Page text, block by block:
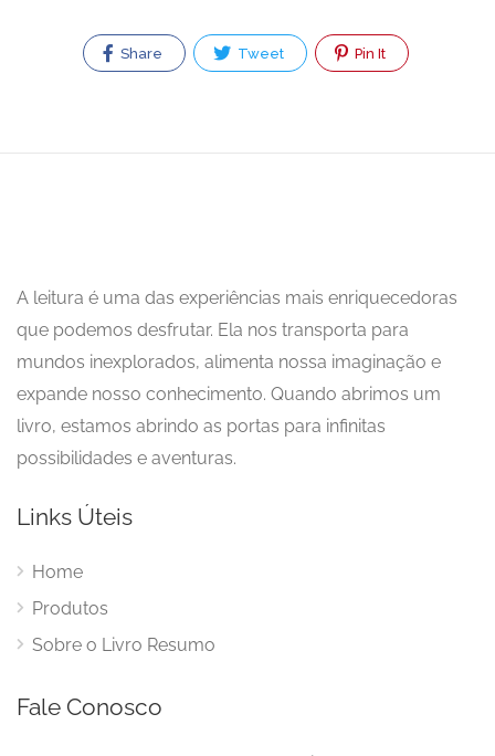
Share Tweet Pin It
A leitura é uma das experiências mais enriquecedoras
que podemos desfrutar. Ela nos transporta para
mundos inexplorados, alimenta nossa imaginação e
expande nosso conhecimento. Quando abrimos um
livro, estamos abrindo as portas para infinitas
possibilidades e aventuras.
Links Úteis
Home
Produtos
Sobre o Livro Resumo
Fale Conosco